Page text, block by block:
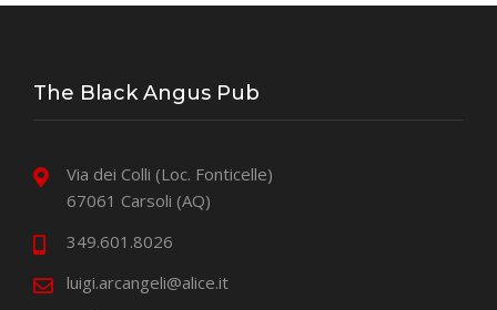
The Black Angus Pub
Via dei Colli (Loc. Fonticelle)
67061 Carsoli (AQ)
349.601.8026
luigi.arcangeli@alice.it